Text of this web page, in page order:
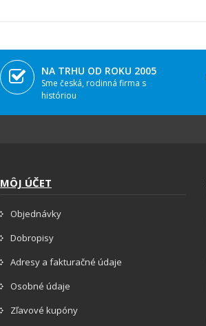
NA TRHU OD ROKU 2005
Sme česká, rodinná firma s
históriou
MÔJ ÚČET
Objednávky
Dobropisy
Adresy a fakturačné údaje
Osobné údaje
Zľavové kupóny